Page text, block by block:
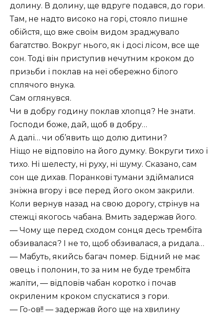
долину. В долину, ще вдруге подався, до гори.
Там, не надто високо на горі, стояло пишне
обійстя, що вже своїм видом зраджувало
багатство. Вокруг нього, як і досі лісом, все ще
сон. Тоді він приступив нечутним кроком до
призьби і поклав на неї обережно білого
сплячого внука.
Сам оглянувся.
Чи в добру годину поклав хлопця? Не знати.
Господи боже, дай, щоб в добру…
А далі… чи об’явить що долю дитини?
Ніщо не відповіло на його думку. Вокруги тихо і
тихо. Ні шелесту, ні руху, ні шуму. Сказано, сам
сон ще дихав. Поранкові тумани здіймалися
зніжна вгору і все перед його оком закрили.
Коли вернув назад на свою дорогу, стрінув на
стежці якогось чабана. Вмить задержав його.
— Чому ще перед сходом сонця десь трембіта
обзивалася? І не то, щоб обзивалася, а ридала…
— Мабуть, якийсь багач помер. Бідний не має
овець і полонин, то за ним не буде трембіта
жаліти, — відповів чабан коротко і почав
окриленим кроком спускатися з гори.
— Го-ов!! — задержав його ще на хвилину